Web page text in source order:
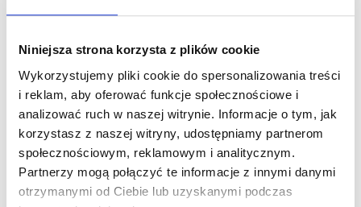
Niniejsza strona korzysta z plików cookie
Wykorzystujemy pliki cookie do spersonalizowania treści
i reklam, aby oferować funkcje społecznościowe i
analizować ruch w naszej witrynie. Informacje o tym, jak
korzystasz z naszej witryny, udostępniamy partnerom
społecznościowym, reklamowym i analitycznym.
Partnerzy mogą połączyć te informacje z innymi danymi
otrzymanymi od Ciebie lub uzyskanymi podczas
RELATED PRODUCTS